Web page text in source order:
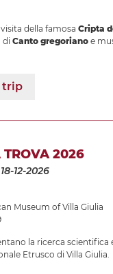
della famosa Cripta
di Canto gregoriano e
trip
TROVA 2026
12-2026
Museum of Villa Giulia
la ricerca
Etrusco di Villa Giulia.